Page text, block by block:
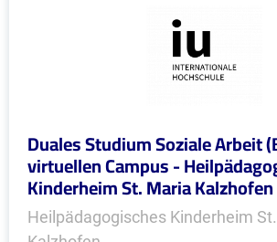
Duales Studium Soziale Arbeit
virtuellen Campus -
Kinderheim St. Maria Kalzhofen
Heilpädagogisches Kinderheim